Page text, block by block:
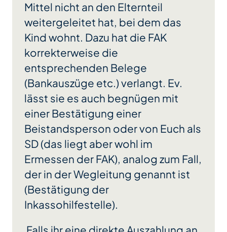
Mittel nicht an den Elternteil
weitergeleitet hat, bei dem das
Kind wohnt. Dazu hat die FAK
korrekterweise die
entsprechenden Belege
(Bankauszüge etc.) verlangt. Ev.
lässt sie es auch begnügen mit
einer Bestätigung einer
Beistandsperson oder von Euch als
SD (das liegt aber wohl im
Ermessen der FAK), analog zum Fall,
der in der Wegleitung genannt ist
(Bestätigung der
Inkassohilfestelle).